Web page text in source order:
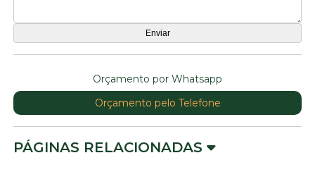
Orçamento por Whatsapp
Orçamento pelo Telefone
PÁGINAS RELACIONADAS